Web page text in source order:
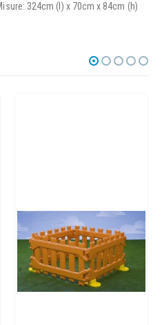
324cm (l) x 70cm x 84cm (h)